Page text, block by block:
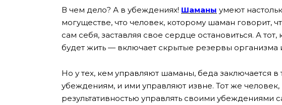
В чем дело? А в убеждениях! Шаманы умеют
могуществе, что человек, которому шаман говорит,
сам себя, заставляя свое сердце остановиться. А
будет жить — включает скрытые резервы организма
Но у тех, кем управляют шаманы, беда заключается
убеждениям, и ими управляют извне. Тот же
результативностью управлять своими убеждениями